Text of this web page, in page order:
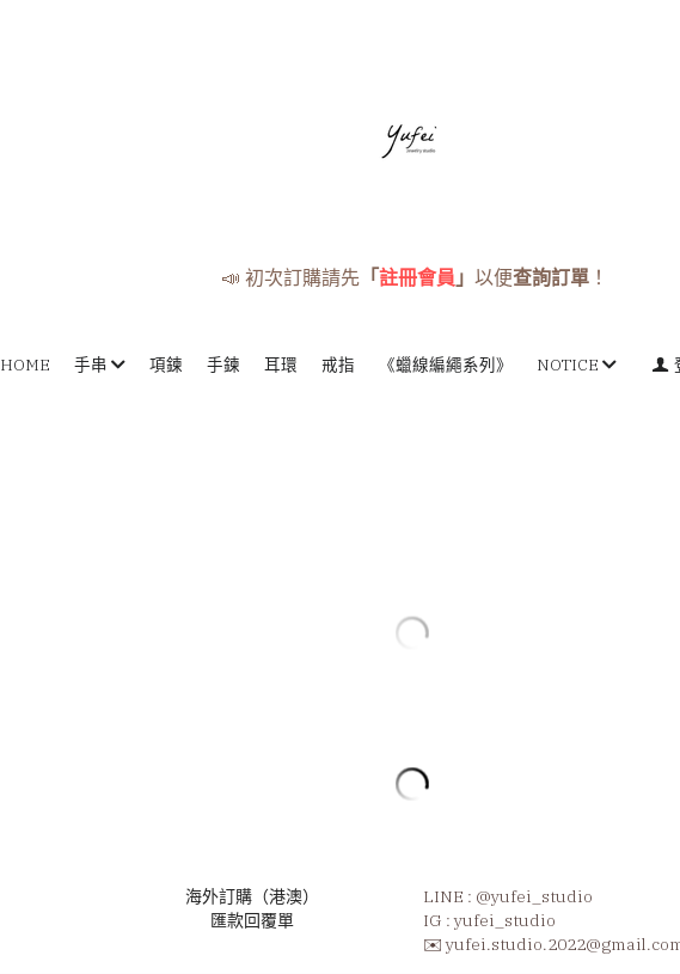
📣 初次訂購請先「註冊會員 」 以便查詢訂單！
HOME 手串 項鍊 手鍊 耳環 戒指 《蠟線編繩系列》 NOTICE
海外訂購（港澳）
匯款回覆單
LINE : @yufei_studio
IG : yufei_studio
✉️